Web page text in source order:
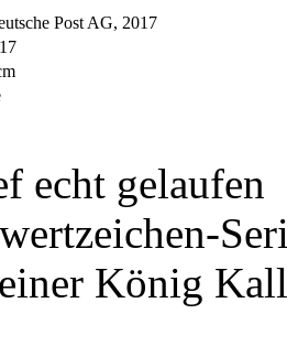
Post AG, 2017
echt gelaufen
König